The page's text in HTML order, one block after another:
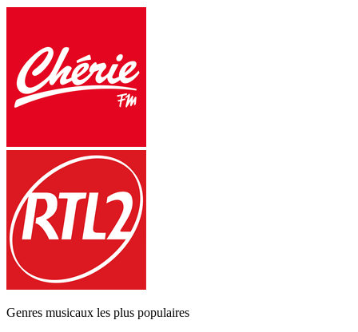
Genres musicaux les plus populaires